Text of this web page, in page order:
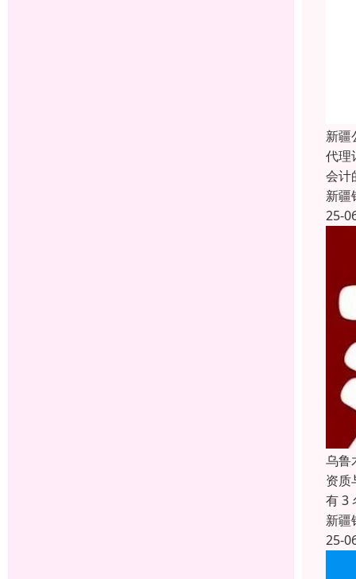
新疆
代理
会计
新疆
25-
乌鲁
资质
有 3
新疆
25-